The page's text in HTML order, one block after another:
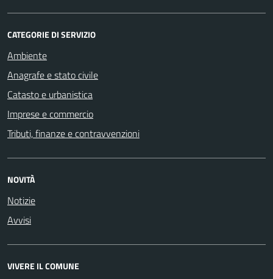
CATEGORIE DI SERVIZIO
Ambiente
Anagrafe e stato civile
Catasto e urbanistica
Imprese e commercio
Tributi, finanze e contravvenzioni
NOVITÀ
Notizie
Avvisi
VIVERE IL COMUNE